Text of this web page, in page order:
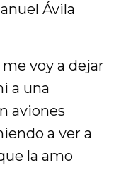
Ávila
voy a dejar
a una
aviones
a ver a
la amo